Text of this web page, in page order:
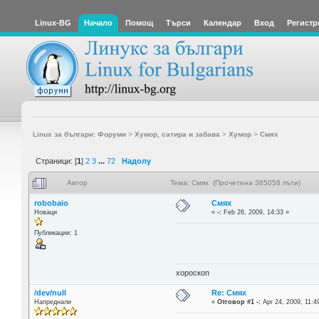
Linux-BG Начало Помощ Търси Календар Вход
Linux за българи: Форуми> Хумор, сатира и забава > Хумор> Смях
Страници: [1] 2 3 ... 72 Надолу
Автор Тема: Смях (Прочетена 385058 пъти)
robobaio
Новаци
Публикации: 1
Смях
«-: Feb 26, 2009, 14:33 »
хороскоп
/dev/null
Напреднали
Re: Смях
«Отговор #1 -: Apr 24, 2009,